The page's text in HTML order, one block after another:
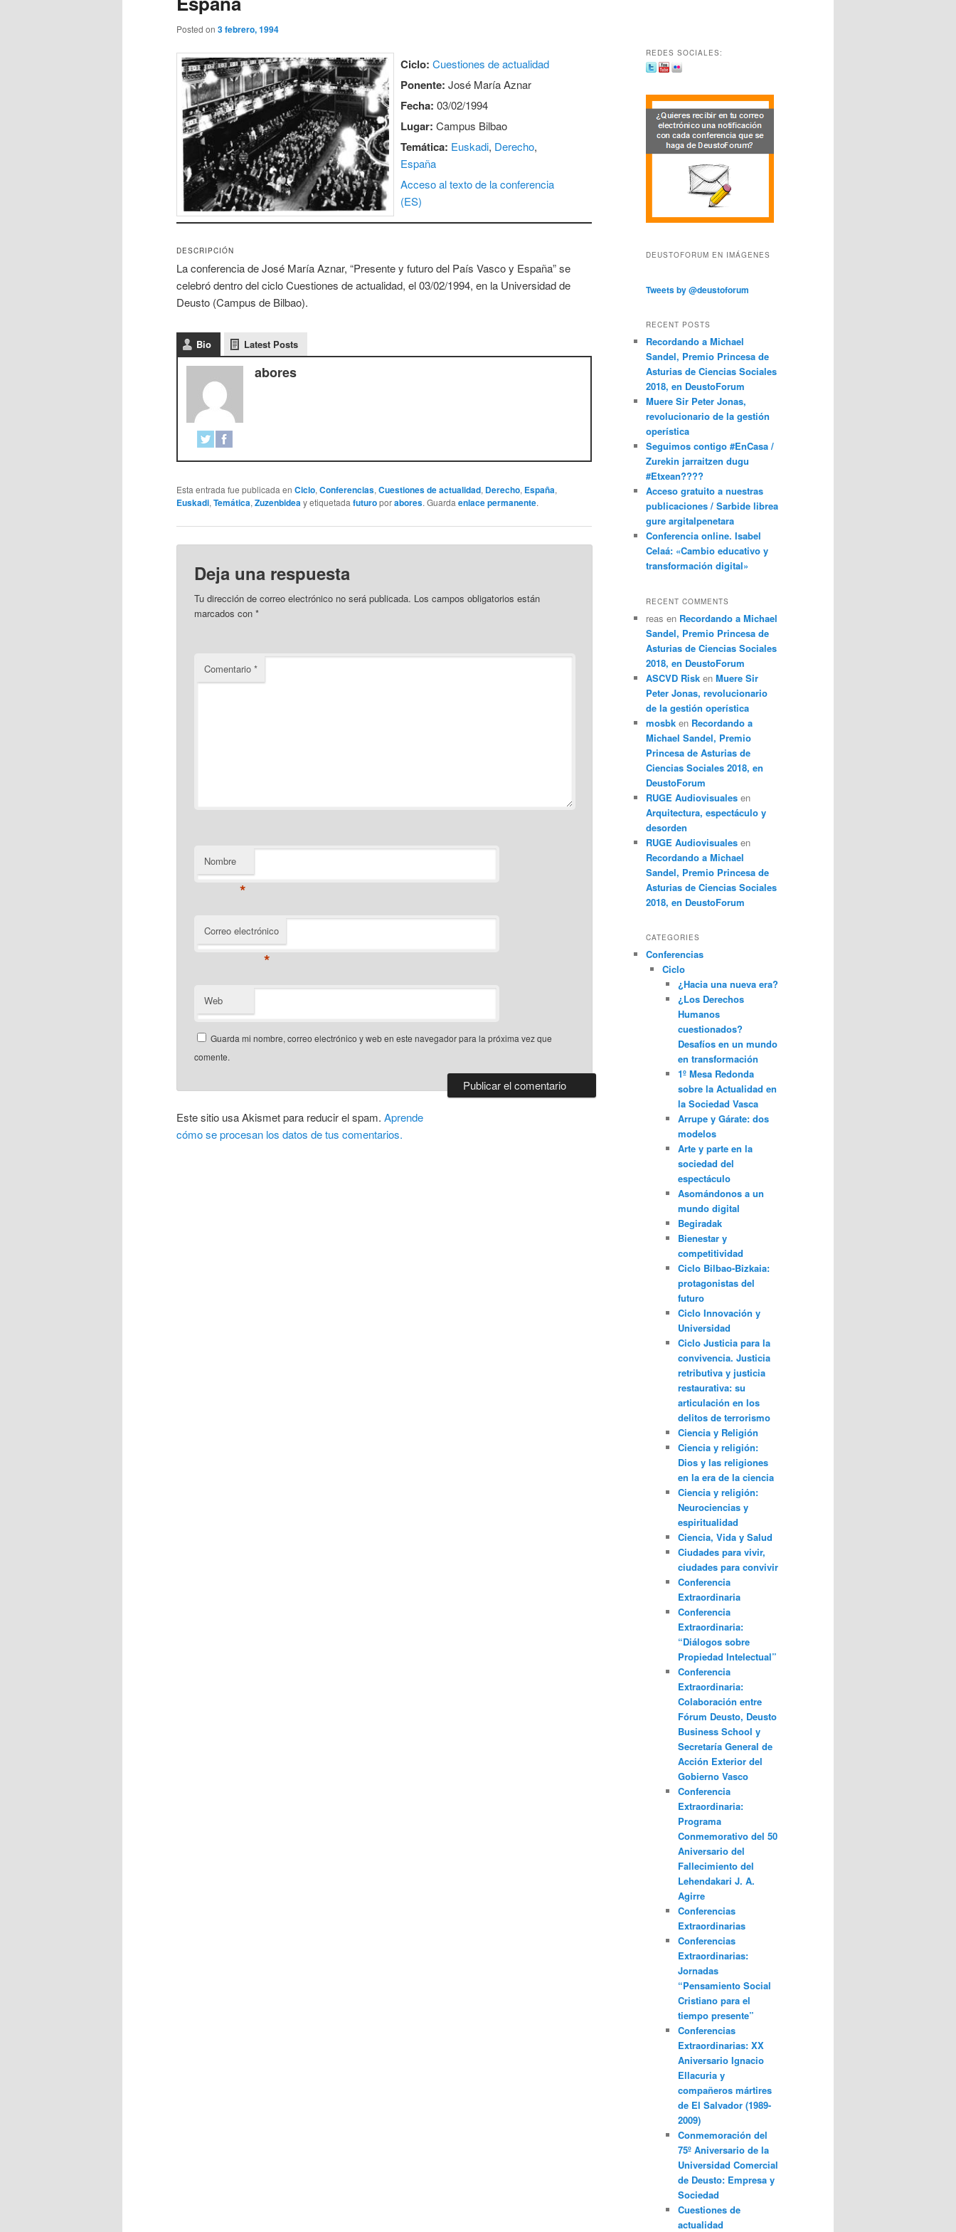
Posted on 3 febrero, 1994
Ciclo: Cuestiones de actualidad
Ponente: José María Aznar
Fecha: 03/02/1994
Lugar: Campus Bilbao
Temática: Euskadi, Derecho,
España
Acceso al texto de la conferencia
(ES)
DESCRIPCIÓN
La conferencia de José María Aznar, “Presente y futuro del País Vasco y España” se
celebró dentro del ciclo Cuestiones de actualidad, el 03/02/1994, en la Universidad de
Deusto (Campus de Bilbao).
Bio Latest Posts
abores
Esta entrada fue publicada en Ciclo, Conferencias, Cuestiones de actualidad, Derecho, España,
Euskadi, Temática, Zuzenbideay etiquetada futuroporabores. Guarda enlace permanente.
Deja una respuesta
Tu dirección de correo electrónico no será publicada. Los campos obligatorios están
marcados con*
Comentario*
Nombre
*
Correo electrónico
*
Web
Guarda mi nombre, correo electrónico y web en este navegador para la próxima vez que
comente.
Este sitio usa Akismet para reducir el spam. Aprende
cómo se procesan los datos de tus comentarios.
REDES SOCIALES:
DEUSTOFORUM EN IMÁGENES
Tweets by @deustoforum
RECENT POSTS
Recordando a Michael
Sandel, Premio Princesa de
Asturias de Ciencias Sociales
2018, en DeustoForum
Muere Sir Peter Jonas,
revolucionario de la gestión
operística
Seguimos contigo #EnCasa /
Zurekin jarraitzen dugu
#Etxean????
Acceso gratuito a nuestras
publicaciones / Sarbide librea
gure argitalpenetara
Conferencia online. Isabel
Celaá: «Cambio educativo y
transformación digital»
RECENT COMMENTS
reas en Recordando a Michael
Sandel, Premio Princesa de
Asturias de Ciencias Sociales
2018, en DeustoForum
ASCVD Risk en Muere Sir
Peter Jonas, revolucionario
de la gestión operística
mosbk en Recordando a
Michael Sandel, Premio
Princesa de Asturias de
Ciencias Sociales 2018, en
DeustoForum
RUGE Audiovisuales en
Arquitectura, espectáculo y
desorden
RUGE Audiovisuales en
Recordando a Michael
Sandel, Premio Princesa de
Asturias de Ciencias Sociales
2018, en DeustoForum
CATEGORIES
Conferencias
Ciclo
¿Hacia una nueva era?
¿Los Derechos
Humanos
cuestionados?
Desafíos en un mundo
en transformación
1º Mesa Redonda
sobre la Actualidad en
la Sociedad Vasca
Arrupe y Gárate: dos
modelos
Arte y parte en la
sociedad del
espectáculo
Asomándonos a un
mundo digital
Begiradak
Bienestar y
competitividad
Ciclo Bilbao-Bizkaia:
protagonistas del
futuro
Ciclo Innovación y
Universidad
Ciclo Justicia para la
convivencia. Justicia
retributiva y justicia
restaurativa: su
articulación en los
delitos de terrorismo
Ciencia y Religión
Ciencia y religión:
Dios y las religiones
en la era de la ciencia
Ciencia y religión:
Neurociencias y
espiritualidad
Ciencia, Vida y Salud
Ciudades para vivir,
ciudades para convivir
Conferencia
Extraordinaria
Conferencia
Extraordinaria:
“Diálogos sobre
Propiedad Intelectual”
Conferencia
Extraordinaria:
Colaboración entre
Fórum Deusto, Deusto
Business School y
Secretaría General de
Acción Exterior del
Gobierno Vasco
Conferencia
Extraordinaria:
Programa
Conmemorativo del 50
Aniversario del
Fallecimiento del
Lehendakari J. A.
Agirre
Conferencias
Extraordinarias
Conferencias
Extraordinarias:
Jornadas
“Pensamiento Social
Cristiano para el
tiempo presente”
Conferencias
Extraordinarias: XX
Aniversario Ignacio
Ellacuria y
compañeros mártires
de El Salvador (1989-
2009)
Conmemoración del
75º Aniversario de la
Universidad Comercial
de Deusto: Empresa y
Sociedad
Cuestiones de
actualidad